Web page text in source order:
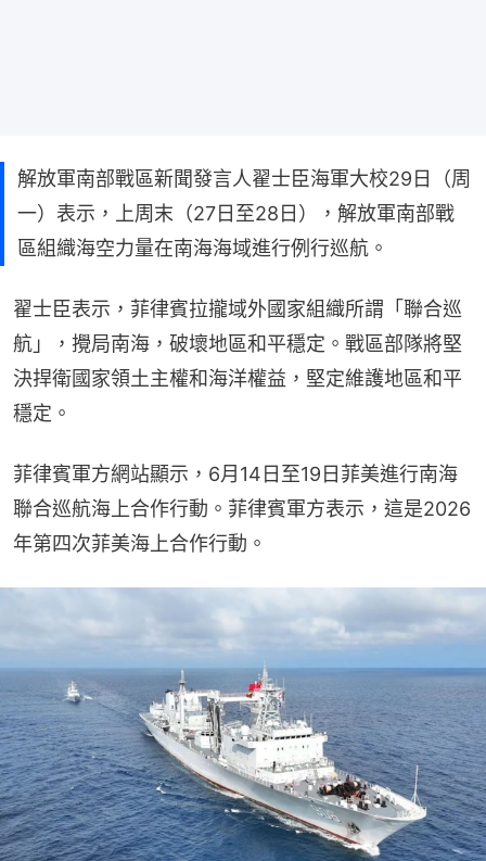
解放軍南部戰區新聞發言人翟士臣海軍大校29日（周
一）表示，上周末（27日至28日），解放軍南部戰
區組織海空力量在南海海域進行例行巡航。
翟士臣表示，菲律賓拉攏域外國家組織所謂「聯合巡
航」，攪局南海，破壞地區和平穩定。戰區部隊將堅
決捍衛國家領土主權和海洋權益，堅定維護地區和平
穩定。
菲律賓軍方網站顯示，6月14日至19日菲美進行南海
聯合巡航海上合作行動。菲律賓軍方表示，這是2026
年第四次菲美海上合作行動。